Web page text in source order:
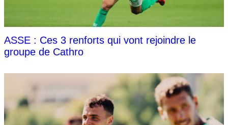
ASSE : Ces 3 renforts qui vont rejoindre le
groupe de Cathro